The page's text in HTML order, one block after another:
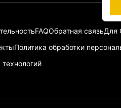
FAQОбратная связьДля
Политика обработки